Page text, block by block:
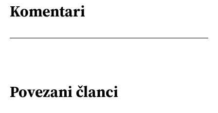
Komentari
Povezani članci